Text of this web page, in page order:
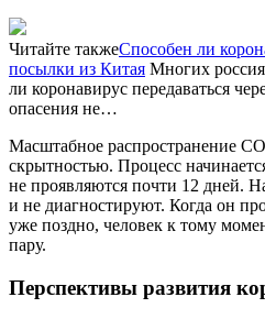
Читайте такжеСпособен ли
посылки из Китая Многих
ли коронавирус передаваться
опасения не…
Масштабное распространение
скрытностью. Процесс
не проявляются почти 12 дней.
и не диагностируют. Когда он
уже поздно, человек к тому
пару.
Перспективы развития